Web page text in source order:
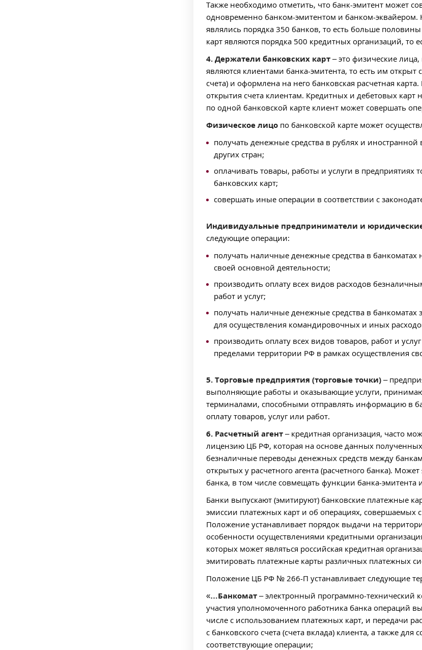
Также необходимо отметить, что банк-эмитент может
одновременно банком-эмитентом и банком-
являлись порядка 350 банков, то есть больше
карт являются порядка 500 кредитных организаций,
4. Держатели банковских карт– это физические
являются клиентами банка-эмитента, то есть им открыт
счета) и оформлена на него банковская расчетная
открытия счета клиентам. Кредитных и дебетовых
по одной банковской карте клиент может совершать
Физическое лицопо банковской карте может
получать денежные средства в рублях и
других стран;
оплачивать товары, работы и услуги в
банковских карт;
совершать иные операции в соответствии с
Индивидуальные предприниматели и
следующие операции:
получать наличные денежные средства в
своей основной деятельности;
производить оплату всех видов расходов
работ и услуг;
получать наличные денежные средства в
для осуществления командировочных и иных
производить оплату всех видов товаров, работ и
пределами территории РФ в рамках осуществления
5. Торговые предприятия (торговые точки)–
выполняющие работы и оказывающие услуги,
терминалами, способными отправлять информацию в
оплату товаров, услуг или работ.
6. Расчетный агент– кредитная организация, часто
лицензию ЦБ РФ, которая на основе данных
безналичные переводы денежных средств между
открытых у расчетного агента (расчетного банка).
банка, в том числе совмещать функции банка-эмитента
Банки выпускают (эмитируют) банковские платежные
эмиссии платежных карт и об операциях, совершаемых
Положение устанавливает порядок выдачи на
особенности осуществлениями кредитными
которых может являться российская кредитная
эмитировать платежные карты различных платежных
Положение ЦБ РФ № 266-П устанавливает следующие
«…Банкомат– электронный программно-технический
участия уполномоченного работника банка операций
числе с использованием платежных карт, и передачи
с банковского счета (счета вклада) клиента, а также
соответствующие операции;